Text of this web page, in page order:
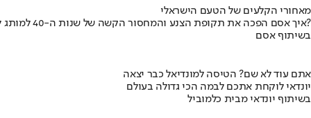
מאחורי הקלעים של הטעם הישראלי
איך אסם הפכה את תקופת הצנע והמחסור הקשה של שנות ה-40 למותג לאומי?
בשיתוף אסם
אתם עוד לא שם? הטיסה למונדיאל כבר יצאה
יונדאי לוקחת אתכם לבמה הכי גדולה בעולם
בשיתוף יונדאי מבית כלמוביל